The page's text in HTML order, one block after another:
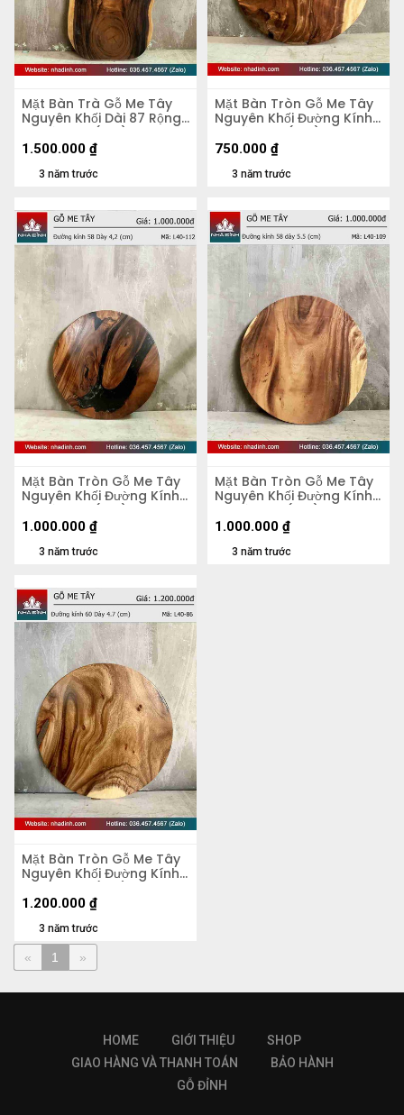
Mặt Bàn Trà Gỗ Me Tây
Nguyên Khối Dài 87 Rộng
50 Dày 5,4 (cm)
3 năm trước
1.500.000 ₫
Mặt Bàn Tròn Gỗ Me Tây
Nguyên Khối Đường Kính
56 Dày 4,8 (cm)
3 năm trước
750.000 ₫
Mặt Bàn Tròn Gỗ Me Tây
Nguyên Khối Đường Kính
58 Dày 4,2 (cm)
3 năm trước
1.000.000 ₫
Mặt Bàn Tròn Gỗ Me Tây
Nguyên Khối Đường Kính
58 Dày 5,5 (cm)
3 năm trước
1.000.000 ₫
Mặt Bàn Tròn Gỗ Me Tây
Nguyên Khối Đường Kính
60 Dày 4.5 (cm)
3 năm trước
1.200.000 ₫
« 1 »
HOME GIỚI THIỆU
SHOP
GIAO HÀNG VÀ THANH TOÁN
BẢO HÀNH
GỖ ĐỈNH